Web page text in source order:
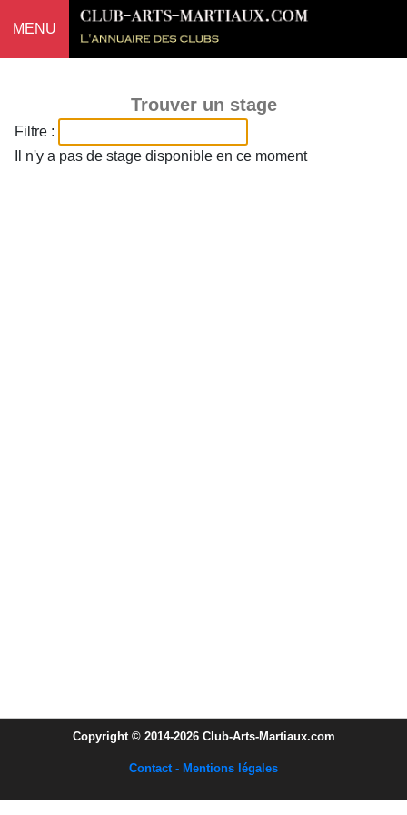
MENU
Trouver un stage
Filtre :
Il n'y a pas de stage disponible en ce moment
Copyright © 2014-2026 Club-Arts-Martiaux.com
Contact - Mentions légales